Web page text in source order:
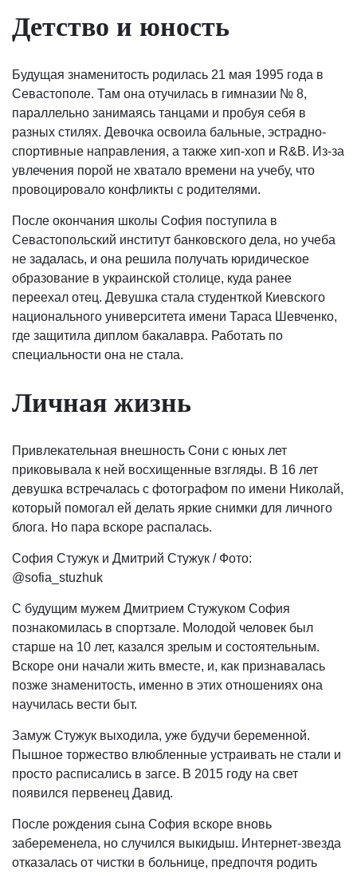
Детство и юность
Будущая знаменитость родилась 21 мая 1995 года в
Севастополе. Там она отучилась в гимназии № 8,
параллельно занимаясь танцами и пробуя себя в
разных стилях. Девочка освоила бальные, эстрадно-
спортивные направления, а также хип-хоп и R&B. Из-за
увлечения порой не хватало времени на учебу, что
провоцировало конфликты с родителями.
После окончания школы София поступила в
Севастопольский институт банковского дела, но учеба
не задалась, и она решила получать юридическое
образование в украинской столице, куда ранее
переехал отец. Девушка стала студенткой Киевского
национального университета имени Тараса Шевченко,
где защитила диплом бакалавра. Работать по
специальности она не стала.
Личная жизнь
Привлекательная внешность Сони с юных лет
приковывала к ней восхищенные взгляды. В 16 лет
девушка встречалась с фотографом по имени Николай,
который помогал ей делать яркие снимки для личного
блога. Но пара вскоре распалась.
София Стужук и Дмитрий Стужук / Фото:
@sofia_stuzhuk
С будущим мужем Дмитрием Стужуком София
познакомилась в спортзале. Молодой человек был
старше на 10 лет, казался зрелым и состоятельным.
Вскоре они начали жить вместе, и, как признавалась
позже знаменитость, именно в этих отношениях она
научилась вести быт.
Замуж Стужук выходила, уже будучи беременной.
Пышное торжество влюбленные устраивать не стали и
просто расписались в загсе. В 2015 году на свет
появился первенец Давид.
После рождения сына София вскоре вновь
забеременела, но случился выкидыш. Интернет-звезда
отказалась от чистки в больнице, предпочтя родить